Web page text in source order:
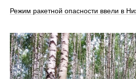
Режим ракетной опасности ввели в